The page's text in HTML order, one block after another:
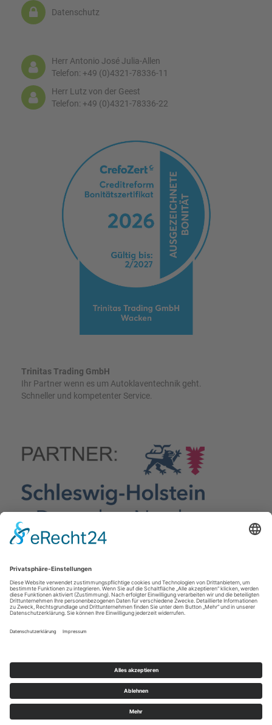
Datenschutz
Herr Antonio José Julia-Allen
Telefon: +49 (0)4321-78336-11
Herr Lutz von der Geest
Telefon: +49 (0)4321-78336-22
Trinitas Trading GmbH
Ihr Partner wenn es um Autoklaventechnik geht.
Schneller und kompetenter Service.
Copyright © 2016 wirverbindenwelten.de GmbH. All rights